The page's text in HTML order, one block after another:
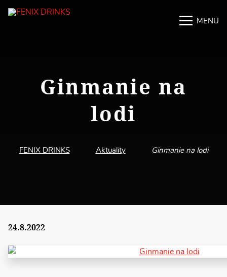
MENU
Ginmanie na
lodi
FENIX DRINKS Aktuality Ginmanie na lodi
24.8.2022